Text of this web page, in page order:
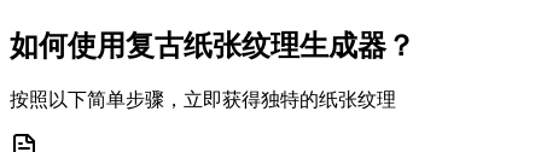
如何使用复古纸张纹理生成器？
按照以下简单步骤，立即获得独特的纸张纹理